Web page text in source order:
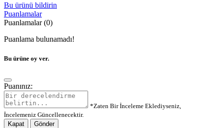
Bu ürünü bildirin
Puanlamalar
Puanlamalar (0)
Puanlama bulunamadı!
Bu ürüne oy ver.
Puanınız:
*Zaten Bir İnceleme Eklediyseniz,
İncelemeniz Güncellenecektir.
Kapat
Gönder